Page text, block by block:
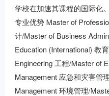
学校在加速其课程的国际化。
专业优势 Master of
计/Master of Business
Education (International) 教
Engineering 工程/Master of
Management 应急和灾害管
Management 环境管理/